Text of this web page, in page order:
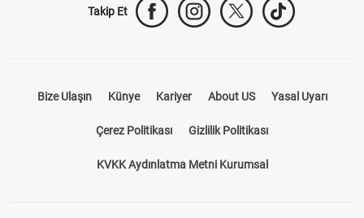
Takip Et
Bize Ulaşın Künye Kariyer About US Yasal Uyarı
Çerez Politikası Gizlilik Politikası
KVKK Aydınlatma Metni Kurumsal